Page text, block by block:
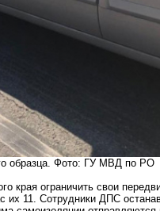
образца. Фото: ГУ МВД по РО
края ограничить свои
их 11. Сотрудники ДПС